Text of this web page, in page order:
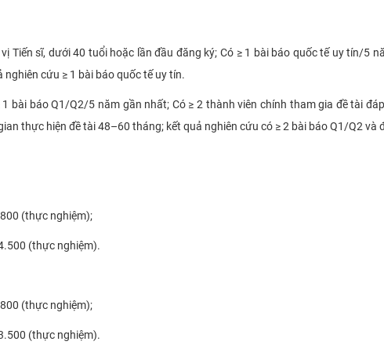
Tiến sĩ, dưới 40 tuổi hoặc lần đầu đăng ký; Có ≥ 1 bài báo quốc tế uy tín/5
cứu ≥ 1 bài báo quốc tế uy tín.
bài báo Q1/Q2/5 năm gần nhất; Có ≥ 2 thành viên chính tham gia đề tài
thực hiện đề tài 48–60 tháng; kết quả nghiên cứu có ≥ 2 bài báo Q1/Q2 và
(thực nghiệm);
(thực nghiệm).
(thực nghiệm);
(thực nghiệm).